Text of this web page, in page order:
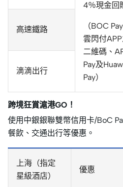
4％現金回
（BOC
雲閃付
二維碼、
Pay及
Pay）
高速鐵路
滴滴出行
跨境狂賞滬港GO！
使用中銀銀聯雙幣信用卡/BoC
餐飲、交通出行等優惠。
上海（指定
星級酒店）
優惠